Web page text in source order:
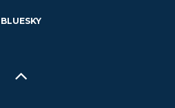
BLUESKY